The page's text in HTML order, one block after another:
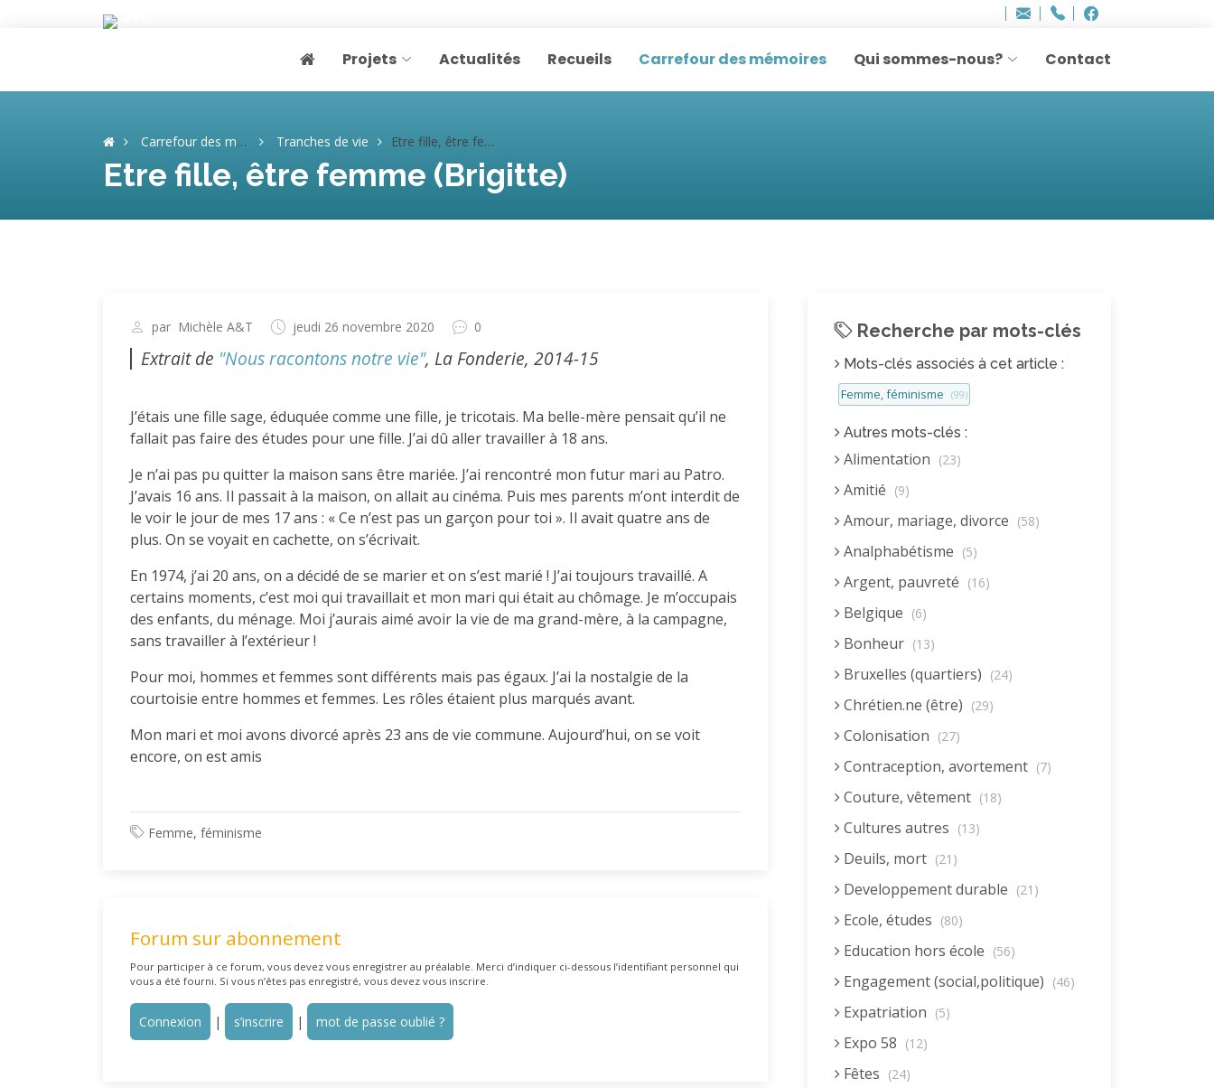
Adresse
mail
info..hâthe..
Tel.
Tel.
Page home
Projets Actualités Recueils Carrefour des mémoires Qui sommes-nous? Contact
Carrefour des mémoires Tranches de vie Etre fille, être femme (Brigitte)
Etre fille, être femme (Brigitte)
par Michèle A&T jeudi 26 novembre 2020 0
Extrait de "Nous racontons notre vie", La Fonderie, 2014-15
J’étais une fille sage, éduquée comme une fille, je tricotais. Ma belle-mère pensait qu’il ne
fallait pas faire des études pour une fille. J’ai dû aller travailler à 18 ans.
Je n’ai pas pu quitter la maison sans être mariée. J’ai rencontré mon futur mari au Patro.
J’avais 16 ans. Il passait à la maison, on allait au cinéma. Puis mes parents m’ont interdit de
le voir le jour de mes 17 ans : « Ce n’est pas un garçon pour toi ». Il avait quatre ans de
plus. On se voyait en cachette, on s’écrivait.
En 1974, j’ai 20 ans, on a décidé de se marier et on s’est marié ! J’ai toujours travaillé. A
certains moments, c’est moi qui travaillait et mon mari qui était au chômage. Je m’occupais
des enfants, du ménage. Moi j’aurais aimé avoir la vie de ma grand-mère, à la campagne,
sans travailler à l’extérieur !
Pour moi, hommes et femmes sont différents mais pas égaux. J’ai la nostalgie de la
courtoisie entre hommes et femmes. Les rôles étaient plus marqués avant.
Mon mari et moi avons divorcé après 23 ans de vie commune. Aujourd’hui, on se voit
encore, on est amis
Femme, féminisme
Forum sur abonnement
Pour participer à ce forum, vous devez vous enregistrer au préalable. Merci d’indiquer ci-dessous l’identifiant personnel qui
vous a été fourni. Si vous n’êtes pas enregistré, vous devez vous inscrire.
Connexion | s’inscrire | mot de passe oublié ?
Recherche par mots-clés
Mots-clés associés à cet article :
Femme, féminisme (99)
Autres mots-clés :
Alimentation (23)
Amitié (9)
Amour, mariage, divorce (58)
Analphabétisme (5)
Argent, pauvreté (16)
Belgique (6)
Bonheur (13)
Bruxelles (quartiers) (24)
Chrétien.ne (être) (29)
Colonisation (27)
Contraception, avortement (7)
Couture, vêtement (18)
Cultures autres (13)
Deuils, mort (21)
Developpement durable (21)
Ecole, études (80)
Education hors école (56)
Engagement (social,politique) (46)
Expatriation (5)
Expo 58 (12)
Fêtes (24)